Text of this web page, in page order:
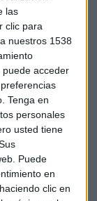
las
clic para
nuestros 1538
acceder
Tenga en
personales
usted tiene
Puede
en
clic en
del día